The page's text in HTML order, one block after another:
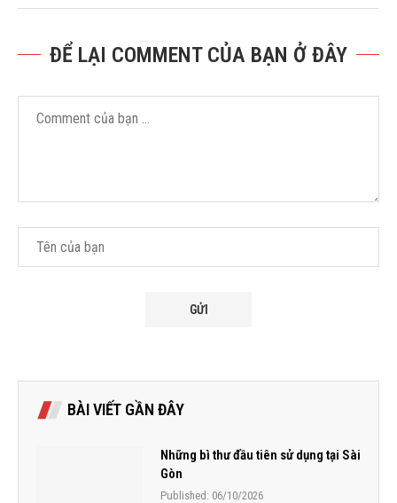
ĐỂ LẠI COMMENT CỦA BẠN Ở ĐÂY
BÀI VIẾT GẦN ĐÂY
Những bì thư đầu tiên sử dụng tại Sài
Gòn
Published: 06/10/2026